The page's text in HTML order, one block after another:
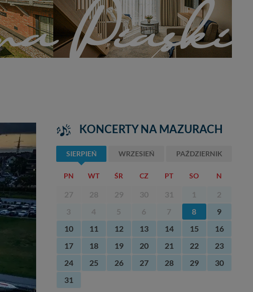
KONCERTY NA MAZURACH
SIERPIEŃ WRZESIEŃ PAŹDZIERNIK
PN WT ŚR CZ PT SO N
27 28 29 30 31 1
2
3
4 5 6 7 8
9
10
11 12 13 14 15
16
17
18 19 20 21 22
23
24
25 26 27 28 29
30
31